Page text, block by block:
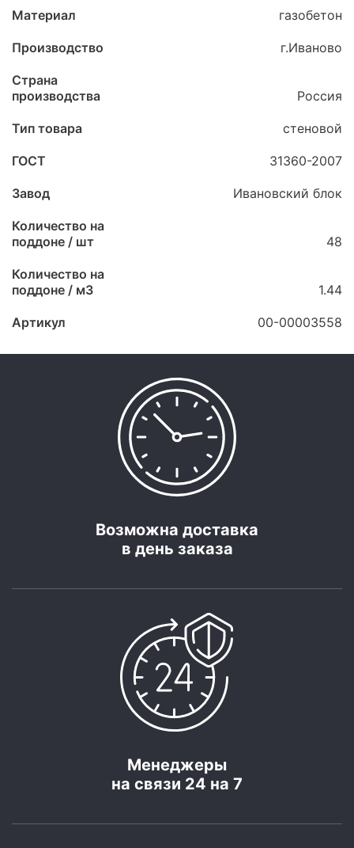
Материал газобетон
Производство г.Иваново
Страна
производства
Россия
Тип товара стеновой
ГОСТ 31360-2007
Завод Ивановский блок
Количество на
поддоне / шт
48
Количество на
поддоне / м3
1.44
Артикул 00-00003558
Возможна доставка
в день заказа
Менеджеры
на связи 24 на 7